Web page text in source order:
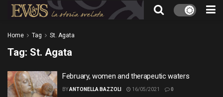
Home Tag St. Agata
Tag: St. Agata
February, women and therapeutic waters
BYANTONELLA BAZZOLI 16/05/2021 0